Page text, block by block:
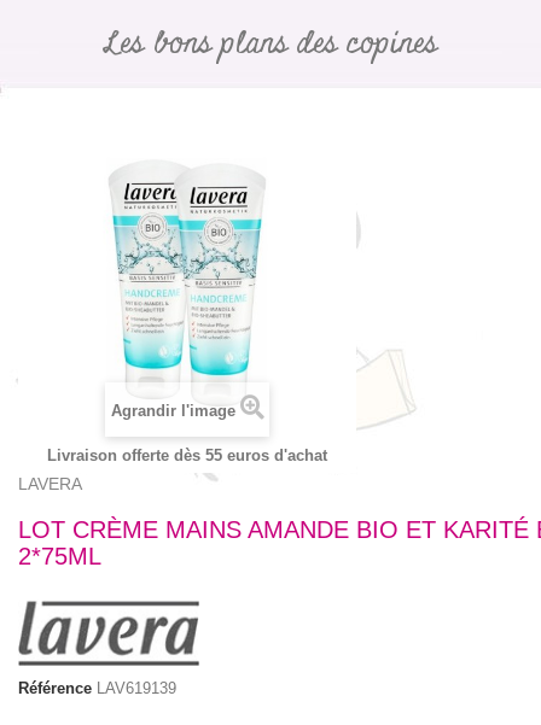
Les bons plans des copines
Agrandir l'image
Livraison offerte dès 55 euros d'achat
LAVERA
LOT CRÈME MAINS AMANDE BIO ET KARITÉ
2*75ML
Référence LAV619139